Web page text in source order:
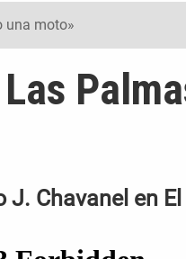
una moto»
Chavanel en